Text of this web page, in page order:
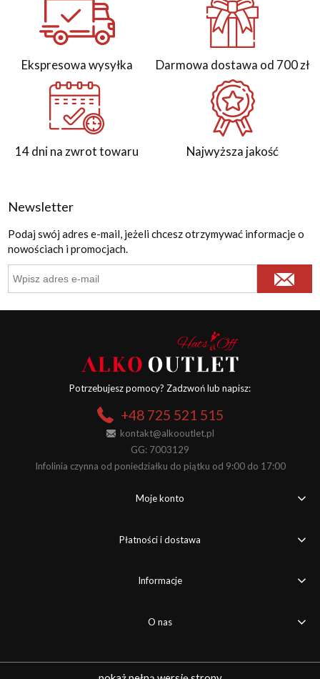
Ekspresowa wysyłka Darmowa dostawa od 700 zł
14 dni na zwrot towaru Najwyższa jakość
Newsletter
Podaj swój adres e-mail, jeżeli chcesz otrzymywać informacje o
nowościach i promocjach.
Potrzebujesz pomocy? Zadzwoń lub napisz:
+48 725 521 515
kontakt@alkooutlet.pl
GG: 7003129
Infolinia czynna od poniedziałku do piątku od 9:00 do 17:00
Moje konto
Płatności i dostawa
Informacje
O nas